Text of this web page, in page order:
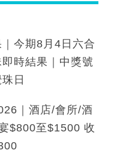
今期8月4日六合
時結果｜中獎號
日
｜酒店/會所/酒
$800至$1500 收